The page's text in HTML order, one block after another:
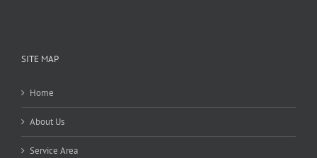
SITE MAP
Home
About Us
Service Area